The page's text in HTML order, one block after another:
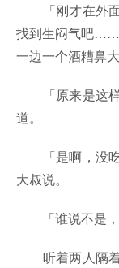
「刚才在外面
找到生闷气吧
一边一个酒糟鼻
「原来是这样
道。
「是啊，没吃
大叔说。
「谁说不是，
听着两人隔着